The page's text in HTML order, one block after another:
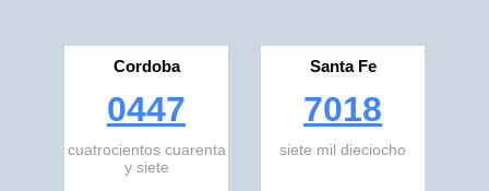
Cordoba
0447
cuatrocientos cuarenta
y siete
Santa Fe
7018
siete mil dieciocho